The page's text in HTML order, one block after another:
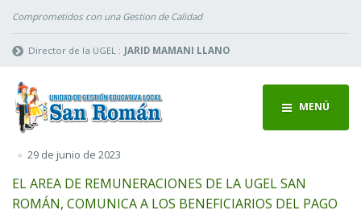
Comprometidos con una Gestion de Calidad
Director de la UGEL : JARID MAMANI LLANO
MENÚ
29 de junio de 2023
EL AREA DE REMUNERACIONES DE LA UGEL SAN
ROMÁN, COMUNICA A LOS BENEFICIARIOS DEL PAGO